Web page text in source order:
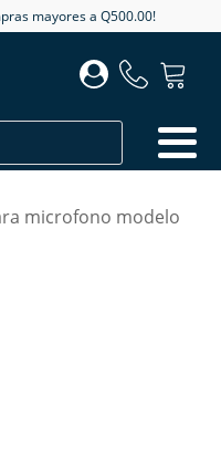
mayores a Q500.00!
microfono modelo